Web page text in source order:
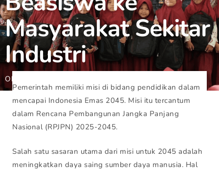
Masyarakat Sekitar
Industri
Oktober 16, 2024
Pemerintah memiliki misi di bidang pendidikan dalam
mencapai Indonesia Emas 2045. Misi itu tercantum
dalam Rencana Pembangunan Jangka Panjang
Nasional (RPJPN) 2025-2045.
Salah satu sasaran utama dari misi untuk 2045 adalah
meningkatkan daya saing sumber daya manusia. Hal